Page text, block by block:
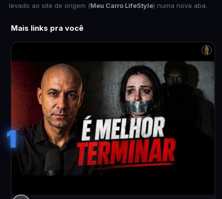
levado ao site de origem (Meu Carro LifeStyle) numa nova aba.
Mais links pra você
1